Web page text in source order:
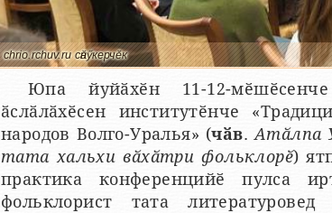
chrio.rchuv.ru сӑнӳкерчӗк
Юпа йуйӑхӗн 11-12-
ӑслӑлӑхӗсен институтӗнче
народов Волго-Уралья» (чӑв.Атӑлпа
тата хальхи вӑхӑтри фольклорӗ)
практика конференцийӗ пулса
фольклорист тата